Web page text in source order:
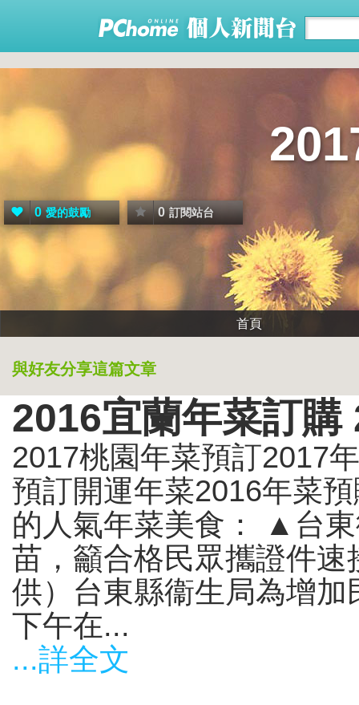
0 愛的鼓勵 0 訂閱站台
首頁
與好友分享這篇文章
2016宜蘭年菜訂
2017桃園年菜預訂2017
預訂開運年菜2016年菜
的人氣年菜美食： ▲台
苗，籲合格民眾攜證件
供）台東縣衞生局為增
下午在...
...詳全文